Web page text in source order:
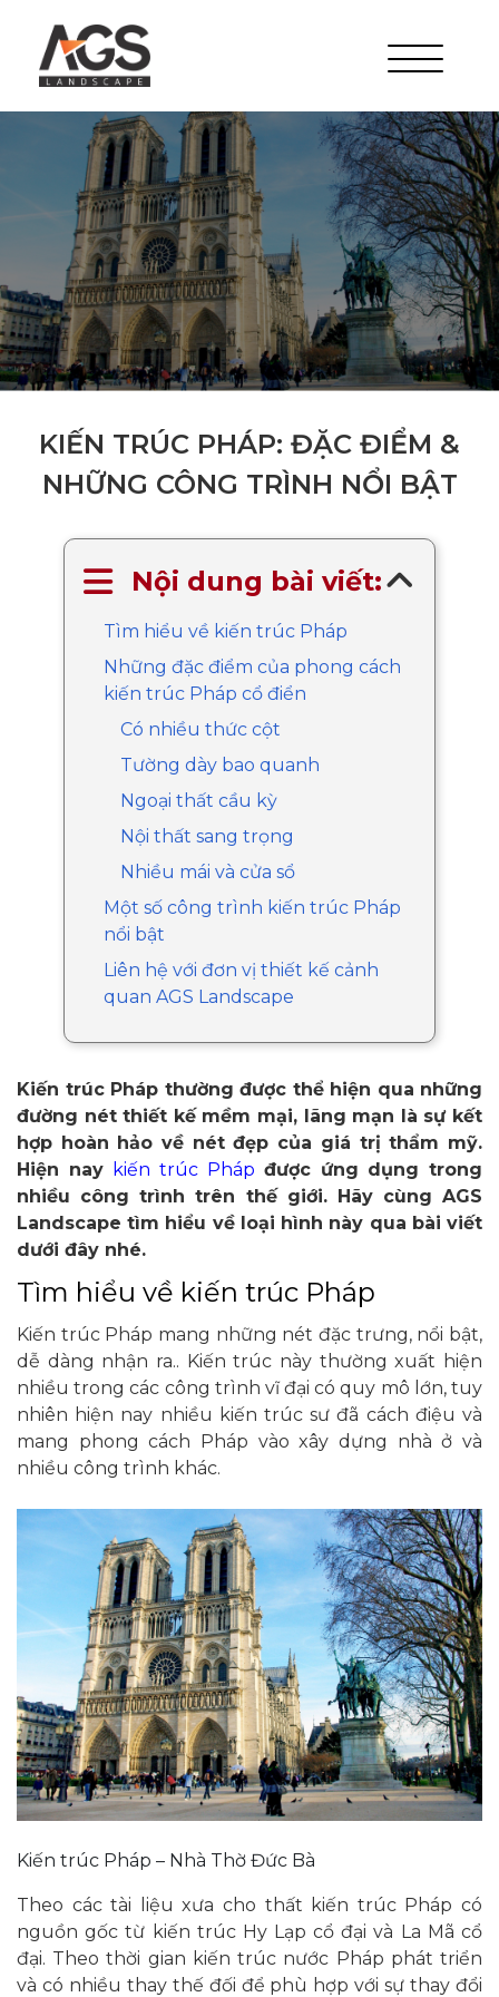
KIẾN TRÚC PHÁP: ĐẶC ĐIỂM &
NHỮNG CÔNG TRÌNH NỔI BẬT
Nội dung bài viết:
Tìm hiểu về kiến trúc Pháp
Những đặc điểm của phong cách
kiến trúc Pháp cổ điển
Có nhiều thức cột
Tường dày bao quanh
Ngoại thất cầu kỳ
Nội thất sang trọng
Nhiều mái và cửa sổ
Một số công trình kiến trúc Pháp
nổi bật
Liên hệ với đơn vị thiết kế cảnh
quan AGS Landscape
Kiến trúc Pháp thường được thể hiện qua những
đường nét thiết kế mềm mại, lãng mạn là sự kết
hợp hoàn hảo về nét đẹp của giá trị thẩm mỹ.
Hiện nay kiến trúc Pháp được ứng dụng trong
nhiều công trình trên thế giới. Hãy cùng AGS
Landscape tìm hiểu về loại hình này qua bài viết
dưới đây nhé.
Tìm hiểu về kiến trúc Pháp
Kiến trúc Pháp mang những nét đặc trưng, nổi bật,
dễ dàng nhận ra.. Kiến trúc này thường xuất hiện
nhiều trong các công trình vĩ đại có quy mô lớn, tuy
nhiên hiện nay nhiều kiến trúc sư đã cách điệu và
mang phong cách Pháp vào xây dựng nhà ở và
nhiều công trình khác.
Kiến trúc Pháp – Nhà Thờ Đức Bà
Theo các tài liệu xưa cho thất kiến trúc Pháp có
nguồn gốc từ kiến trúc Hy Lạp cổ đại và La Mã cổ
đại. Theo thời gian kiến trúc nước Pháp phát triển
và có nhiều thay thế đối để phù hợp với sự thay đổi